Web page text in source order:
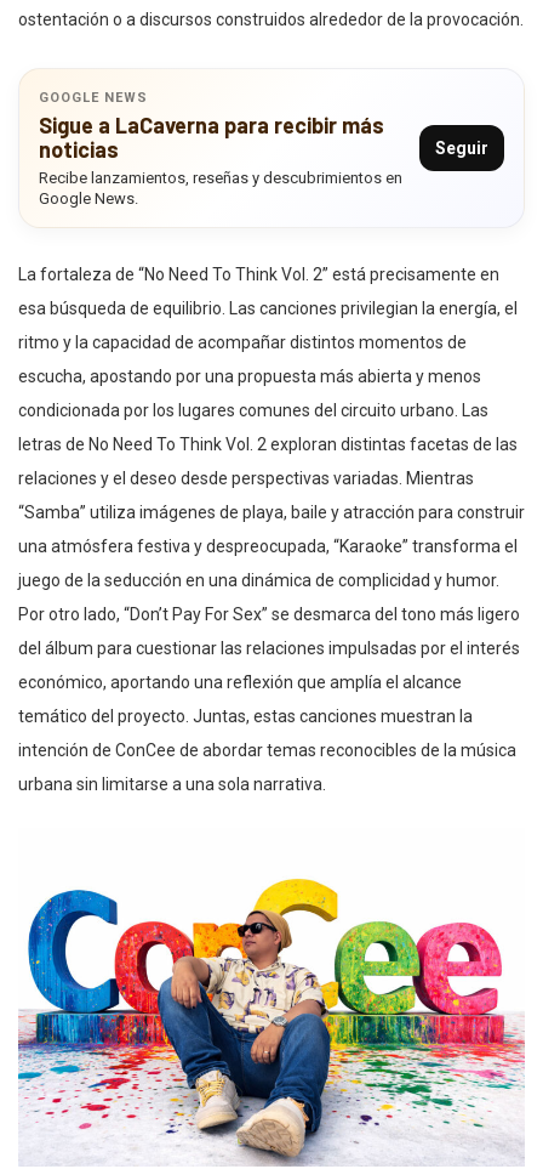
ostentación o a discursos construidos alrededor de la provocación.
GOOGLE NEWS
Sigue a LaCaverna para recibir más
noticias
Recibe lanzamientos, reseñas y descubrimientos en
Google News.
Seguir
La fortaleza de “No Need To Think Vol. 2” está precisamente en
esa búsqueda de equilibrio. Las canciones privilegian la energía, el
ritmo y la capacidad de acompañar distintos momentos de
escucha, apostando por una propuesta más abierta y menos
condicionada por los lugares comunes del circuito urbano. Las
letras de No Need To Think Vol. 2 exploran distintas facetas de las
relaciones y el deseo desde perspectivas variadas. Mientras
“Samba” utiliza imágenes de playa, baile y atracción para construir
una atmósfera festiva y despreocupada, “Karaoke” transforma el
juego de la seducción en una dinámica de complicidad y humor.
Por otro lado, “Don’t Pay For Sex” se desmarca del tono más ligero
del álbum para cuestionar las relaciones impulsadas por el interés
económico, aportando una reflexión que amplía el alcance
temático del proyecto. Juntas, estas canciones muestran la
intención de ConCee de abordar temas reconocibles de la música
urbana sin limitarse a una sola narrativa.